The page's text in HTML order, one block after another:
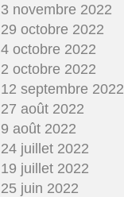
3 novembre 2022
29 octobre 2022
4 octobre 2022
2 octobre 2022
12 septembre 2022
27 août 2022
9 août 2022
24 juillet 2022
19 juillet 2022
25 juin 2022